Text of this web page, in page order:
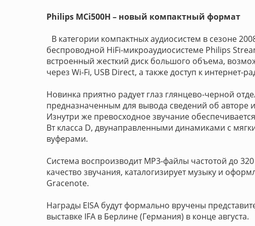
Philips MCi500H – новый компактный формат
В категории компактных аудиосистем в сезоне
беспроводной HiFi-микроаудиосистеме Philips
встроенный жесткий диск большого объема,
через Wi-Fi, USB Direct, а также доступ к интернет-
Новинка приятно радует глаз глянцево-черной
предназначенным для вывода сведений об
Изнутри же превосходное звучание
Вт класса D, двунаправленными динамиками с
вуферами.
Система воспроизводит MP3-файлы частотой до
качество звучания, каталогизирует музыку и
Gracenote.
Награды EISA будут формально вручены
выставке IFA в Берлине (Германия) в конце августа.